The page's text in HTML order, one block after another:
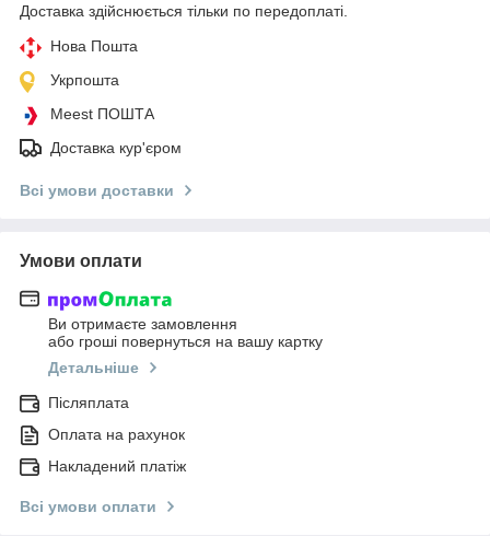
Доставка здійснюється тільки по передоплаті.
Нова Пошта
Укрпошта
Meest ПОШТА
Доставка кур'єром
Всі умови доставки
Умови оплати
Ви отримаєте замовлення
або гроші повернуться на вашу картку
Детальніше
Післяплата
Оплата на рахунок
Накладений платіж
Всі умови оплати